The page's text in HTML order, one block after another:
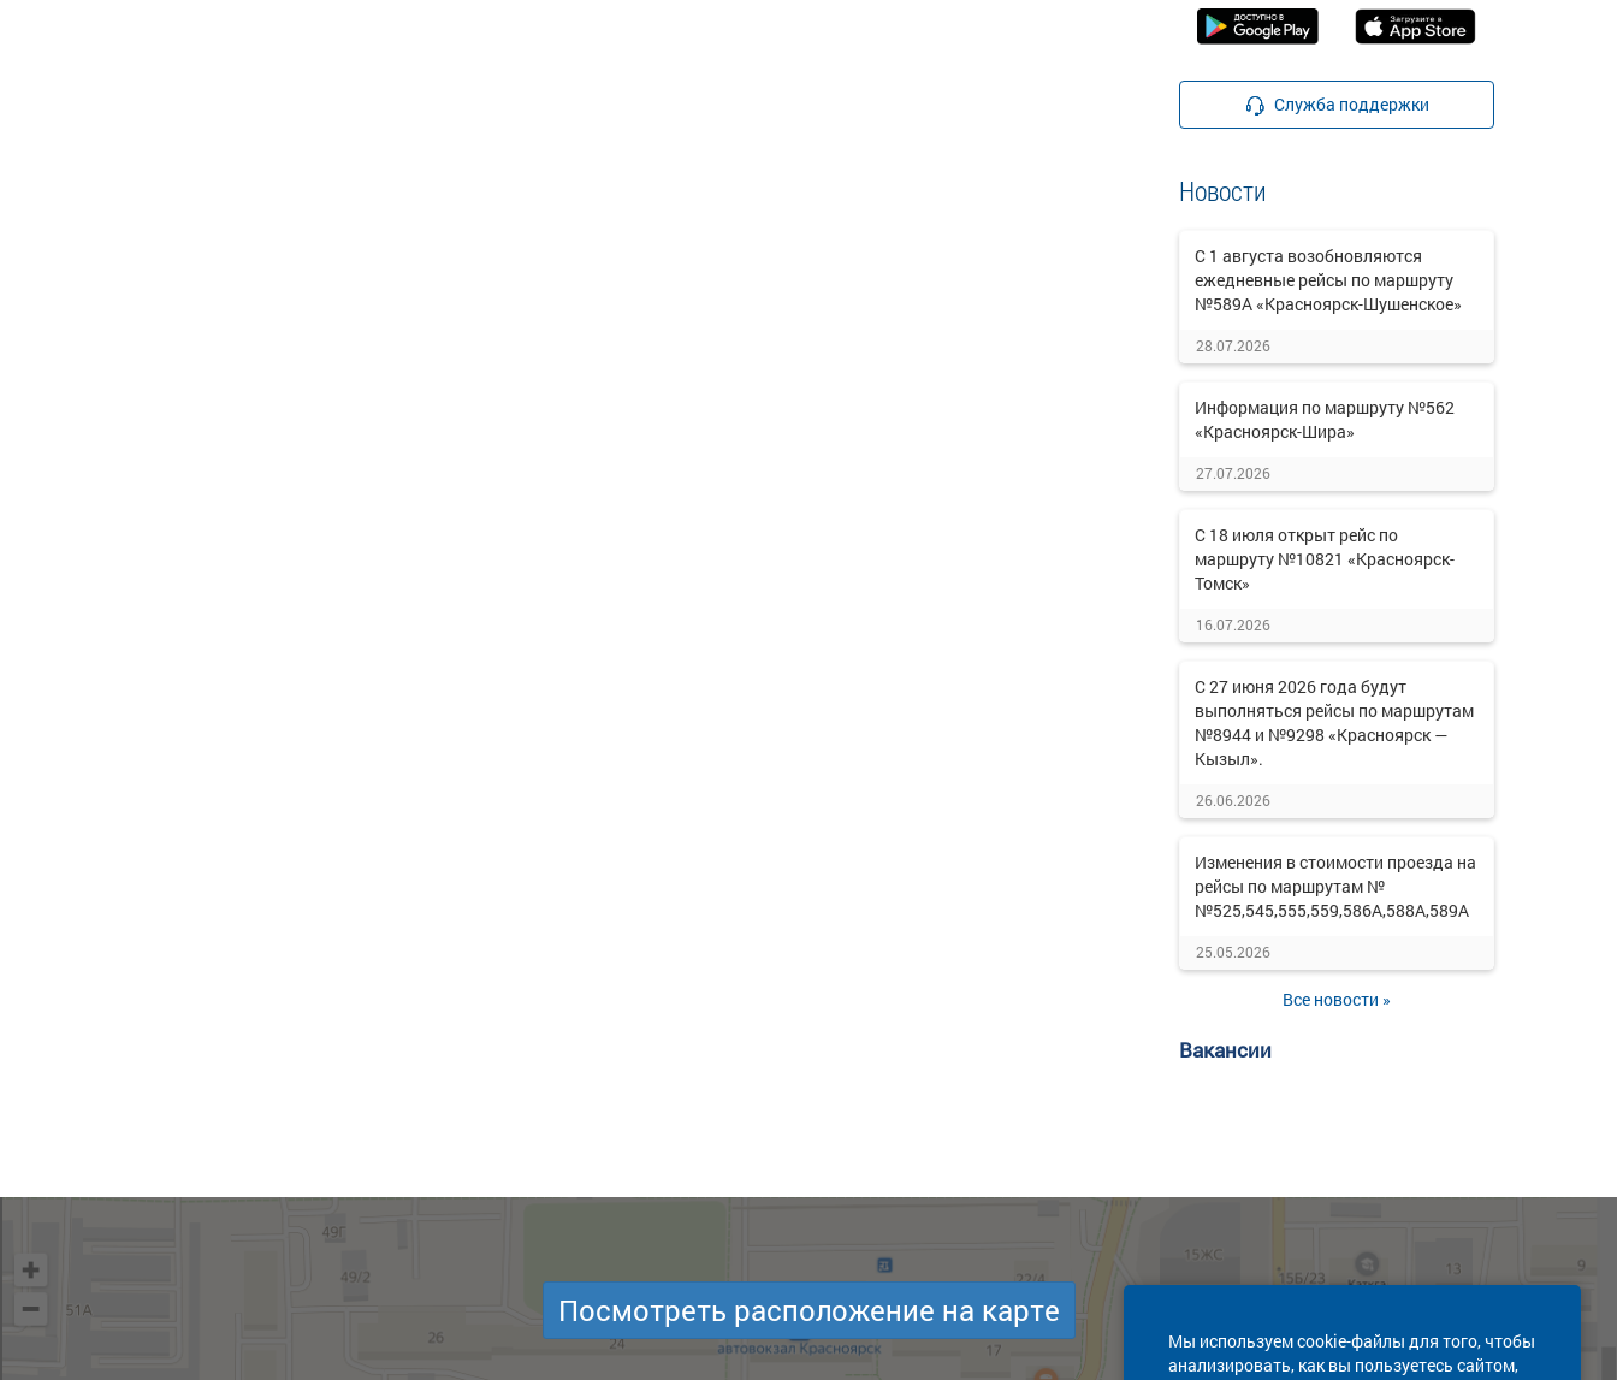
Служба поддержки
Новости
С 1 августа возобновляются
ежедневные рейсы по маршруту
№589А «Красноярск-Шушенское»
28.07.2026
Информация по маршруту №562
«Красноярск-Шира»
27.07.2026
С 18 июля открыт рейс по
маршруту №10821 «Красноярск-
Томск»
16.07.2026
С 27 июня 2026 года будут
выполняться рейсы по маршрутам
№8944 и №9298 «Красноярск —
Кызыл».
26.06.2026
Изменения в стоимости проезда на
рейсы по маршрутам №
№525,545,555,559,586А,588А,589А
25.05.2026
Все новости »
Вакансии
Мы используем cookie-файлы для того, чтобы
анализировать, как вы пользуетесь сайтом,
Посмотреть расположение на карте